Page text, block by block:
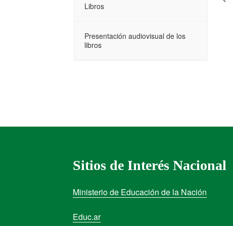
Libros
Presentación audiovisual de los
libros
Sitios de Interés Nacional
Ministerio de Educación de la Nación
Educ.ar